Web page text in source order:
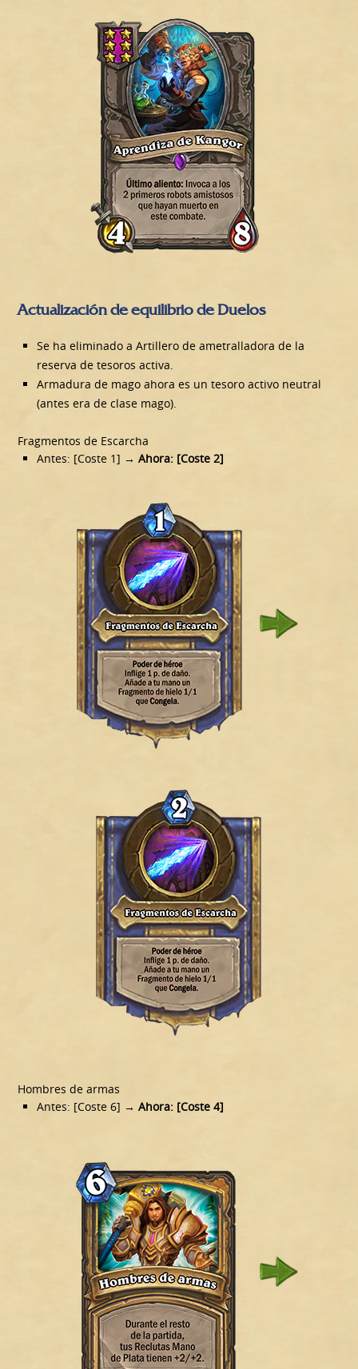
Actualización de equilibrio de Duelos
Se ha eliminado a Artillero de ametralladora de la
reserva de tesoros activa.
Armadura de mago ahora es un tesoro activo neutral
(antes era de clase mago).
Fragmentos de Escarcha
Antes: [Coste 1] → Ahora: [Coste 2]
Hombres de armas
Antes: [Coste 6] → Ahora: [Coste 4]